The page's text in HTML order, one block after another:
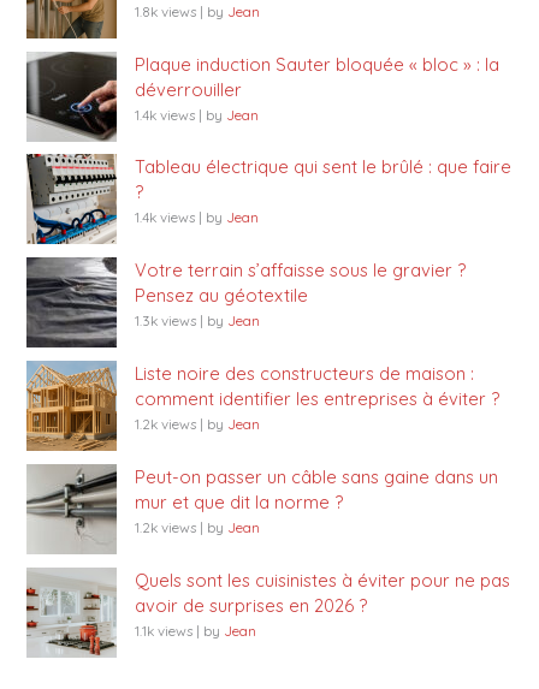
1.8k views | by Jean
Plaque induction Sauter bloquée « bloc » : la
déverrouiller
1.4k views | by Jean
Tableau électrique qui sent le brûlé : que faire
?
1.4k views | by Jean
Votre terrain s’affaisse sous le gravier ?
Pensez au géotextile
1.3k views | by Jean
Liste noire des constructeurs de maison :
comment identifier les entreprises à éviter ?
1.2k views | by Jean
Peut-on passer un câble sans gaine dans un
mur et que dit la norme ?
1.2k views | by Jean
Quels sont les cuisinistes à éviter pour ne pas
avoir de surprises en 2026 ?
1.1k views | by Jean